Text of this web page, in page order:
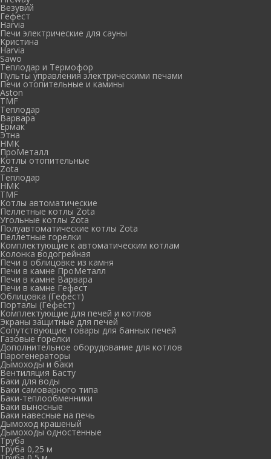
Везувий
Гефест
Harvia
Печи электрические для сауны
Кристина
Harvia
Sawo
Теплодар и Термофор
Пульты управления электрическими печами
Печи отопительные и камины
Aston
TMF
Теплодар
Варвара
Ермак
Этна
НМК
ПроМеталл
Котлы отопительные
Zota
Теплодар
НМК
TMF
Котлы автоматические
Пеллетные котлы Zota
Угольные котлы Zota
Полуавтоматические котлы Zota
Пеллетные горелки
Комплектующие к автоматическим котлам
Колонка водогрейная
Печи в облицовке из камня
Печи в камне ПроМеталл
Печи в камне Варвара
Печи в камне Гефест
Облицовка (Гефест)
Порталы (Гефест)
Комплектующие для печей и котлов
Экраны защитные для печей
Сопутствующие товары для банных печей
Газовые горелки
Дополнительное оборудование для котлов
Парогенераторы
Дымоходы и баки
Вентиляция Басту
Баки для воды
Баки самоварного типа
Баки-теплообменники
Баки выносные
Баки навесные на печь
Дымоход крашеный
Дымоходы одностенные
Труба
Труба 0,25 м